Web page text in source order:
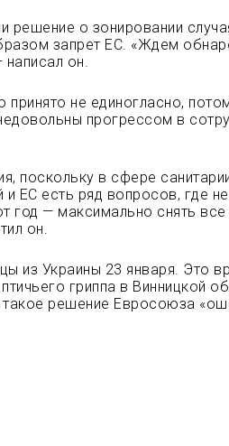
о зонировании
запрет ЕС. «Ждем
он.
не единогласно,
прогрессом в
поскольку в сфере
ЕС есть ряд вопросов, где
год — максимально снять
он.
из Украины 23 января. Это
гриппа в Винницкой
такое решение Евросоюза